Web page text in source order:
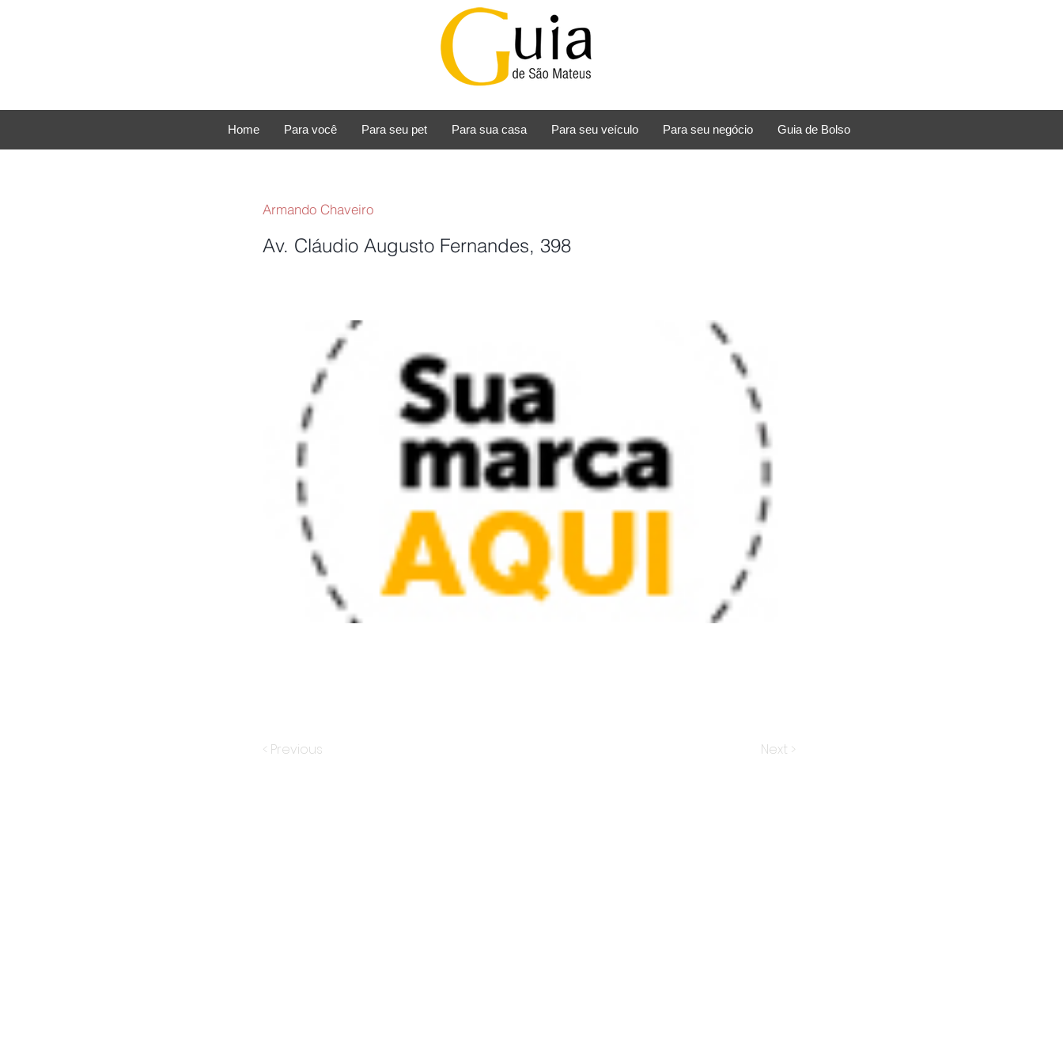
Home Para você Para seu pet Para sua casa Para seu veículo Para seu negócio Guia de Bolso
Armando Chaveiro
Av. Cláudio Augusto Fernandes, 398
< Previous Next >